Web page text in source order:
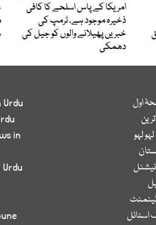
امریکا کے پاس اسلحے کا کافی
ذخیرہ موجود ہے، ٹرمپ کی
خبریں پھیلانے والوں کو جیل کی
دھمکی
اول
ترین
لہو
نیشنل
اسٹائل
in